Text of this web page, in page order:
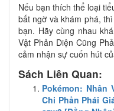
Nếu bạn thích thể loại
bất ngờ và khám phá,
bạn. Hãy cùng nhau
Vật Phản Diện Cũng
cảm nhận sự cuốn hút
Sách Liên Quan:
Pokémon: Nhân
Chi Phản Phái